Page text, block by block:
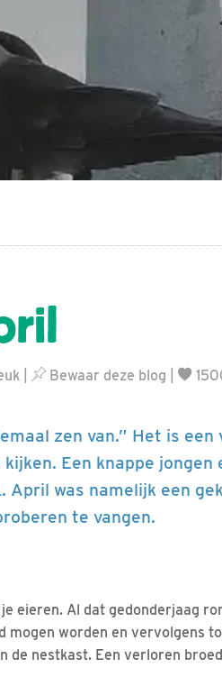
Bewaar deze blog
zen van.” Het is een
Een knappe jongen
April was namelijk een
te vangen.
eieren. Al dat gedonderjaag
worden en vervolgens
de nestkast. Een verloren